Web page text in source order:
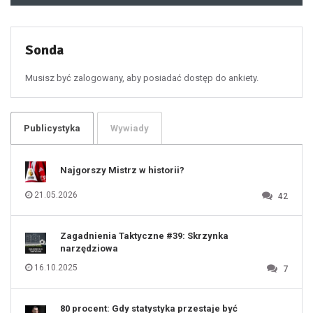
Sonda
Musisz być zalogowany, aby posiadać dostęp do ankiety.
Publicystyka Wywiady
Najgorszy Mistrz w historii?
21.05.2026 42
Zagadnienia Taktyczne #39: Skrzynka
narzędziowa
16.10.2025 7
80 procent: Gdy statystyka przestaje być